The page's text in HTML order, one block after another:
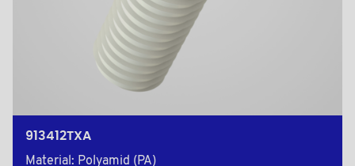
913412TXA
Material: Polyamid (PA)